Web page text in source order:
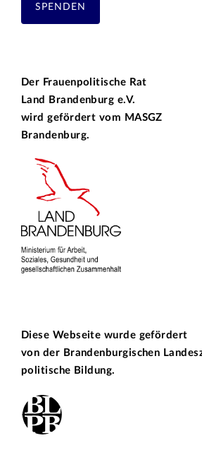
SPENDEN
Der Frauenpolitische Rat
Land Brandenburg e.V.
wird gefördert vom MASGZ
Brandenburg.
Diese Webseite wurde gefördert
von der Brandenburgischen
politische Bildung.